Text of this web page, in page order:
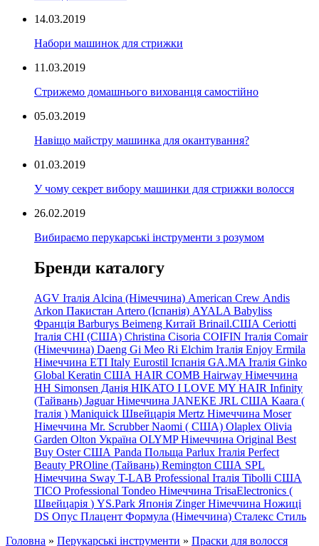
14.03.2019
Набори машинок для стрижки
11.03.2019
Стрижемо домашнього вихованця самостійно
05.03.2019
Навіщо майстру машинка для окантування?
01.03.2019
У чому секрет вибору машинки для стрижки волосся
26.02.2019
Вибираємо перукарські інструменти з розумом
Бренди каталогу
AGV Італія Alcina (Німеччина) American Crew Andis
Arkon Пакистан Artero (Іспанія) AYALA Babyliss
Франція Barburys Beimeng Китай Brinail.США Ceriotti
Італія CHI (США) Christina Cisoria COIFIN Італія Comair
(Німеччина) Daeng Gi Meo Ri Elchim Італія Enjoy Ermila
Німеччина ETI Italy Eurostil Іспанія GA.MA Італія Ginko
Global Keratin США HAIR COMB Hairway Німеччина
HH Simonsen Данія HIKATO I LOVE MY HAIR Infinity
(Тайвань) Jaguar Німеччина JANEKE JRL США Kaara (
Італія ) Maniquick Швейцарія Mertz Німеччина Moser
Німеччина Mr. Scrubber Naomi ( США) Olaplex Olivia
Garden Olton Україна OLYMP Німеччина Original Best
Buy Oster США Panda Польща Parlux Італія Perfect
Beauty PROline (Тайвань) Remington США SPL
Німеччина Sway T-LAB Professional Італія Tibolli США
TICO Professional Tondeo Німеччина TrisaElectronics (
Швейцарія ) YS.Park Японія Zinger Німеччина Ножиці
DS Опус Плацент Формула (Німеччина) Сталекс Стиль
Головна » Перукарські інструменти » Праски для волосся